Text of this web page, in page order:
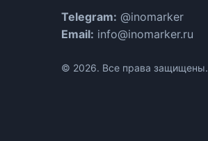
Telegram: @inomarker
Email: info@inomarker.ru
© 2026. Все права защищены.